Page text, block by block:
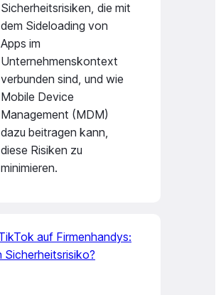
Sicherheitsrisiken, die mit
dem Sideloading von
Apps im
Unternehmenskontext
verbunden sind, und wie
Mobile Device
Management (MDM)
dazu beitragen kann,
diese Risiken zu
minimieren.